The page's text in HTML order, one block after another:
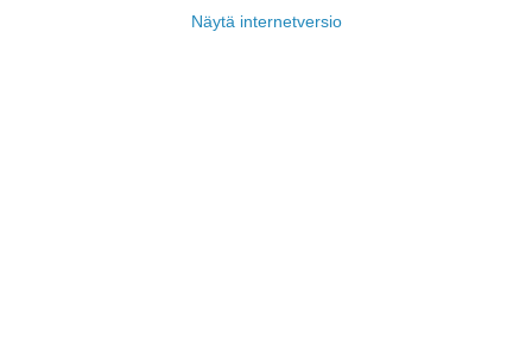
Näytä internetversio